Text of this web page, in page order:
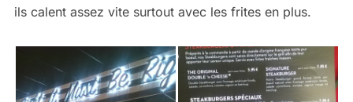
ils calent assez vite surtout avec les frites en plus.